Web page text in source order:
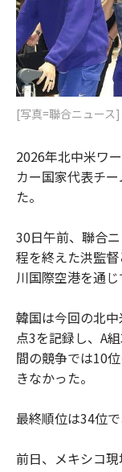
[写真=聯合ニュース]
2026年北中米ワ
カー国家代表チ
た。
30日午前、聯合
程を終えた洪監
川国際空港を通じ
韓国は今回の北
点3を記録し、A
間の競争では10
きなかった。
最終順位は34位で
前日、メキシコ